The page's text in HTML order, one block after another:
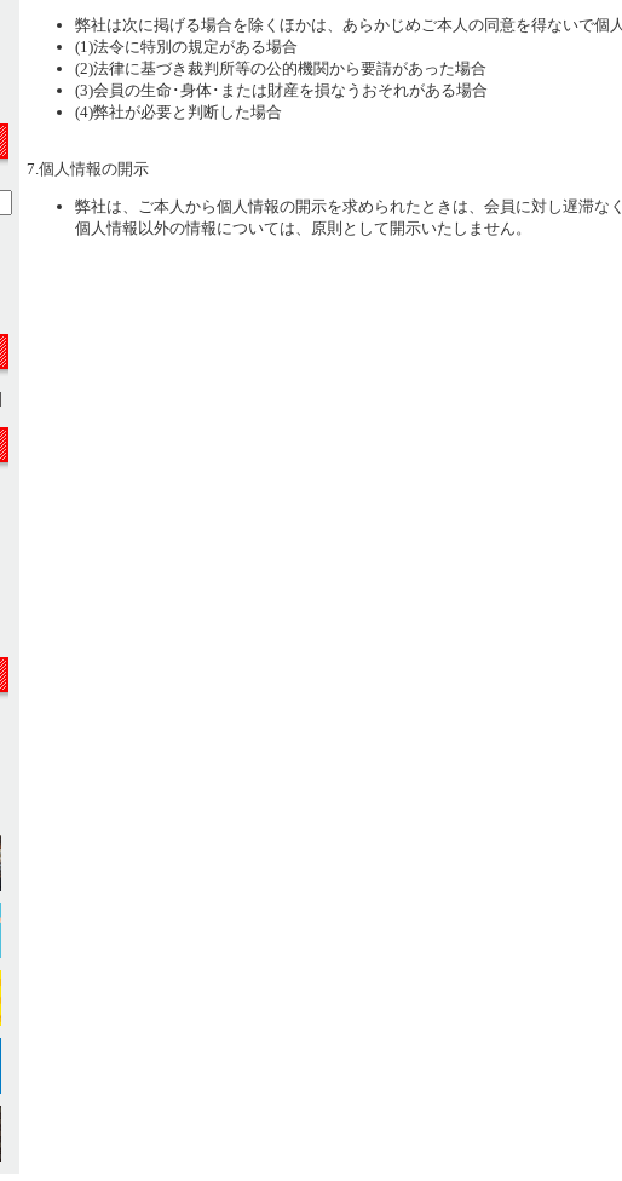
弊社は次に掲げる場合を除くほかは、あらかじめご本人の同意を得ないで個
(1)法令に特別の規定がある場合
(2)法律に基づき裁判所等の公的機関から要請があった場合
(3)会員の生命･身体･または財産を損なうおそれがある場合
(4)弊社が必要と判断した場合
7.個人情報の開示
弊社は、ご本人から個人情報の開示を求められたときは、会員に対し遅滞な
個人情報以外の情報については、原則として開示いたしません。